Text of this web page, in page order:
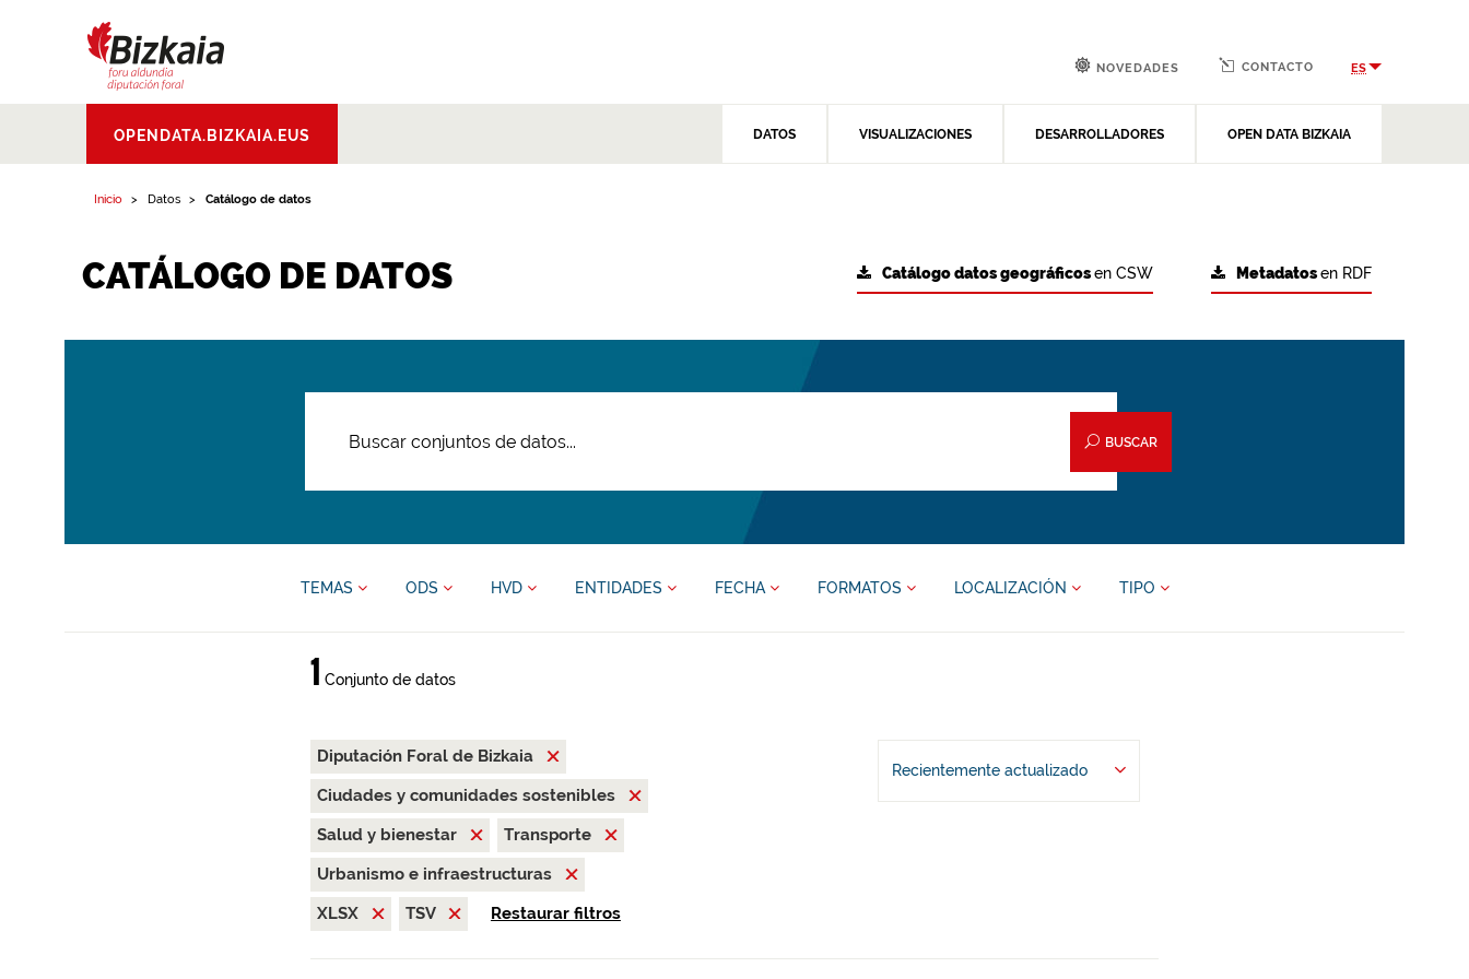
Aldundia.Diputacion
Foral de Bizkaia
OPENDATA.BIZKAIA.EUS DATOS VISUALIZACIONES DESARROLLADORES OPEN DATA BIZKAIA
NOVEDADES CONTACTO ES
Inicio Datos Catálogo de datos
CATÁLOGO DE DATOS Metadatosen RDF
Catálogo datos geográficosen CSW
BUSCAR
TEMAS ODS HVD ENTIDADES FECHA FORMATOS LOCALIZACIÓN TIPO
1 Conjunto de datos
Diputación Foral de Bizkaia
Ciudades y comunidades sostenibles
Salud y bienestar
Transporte
Urbanismo e infraestructuras
XLSX
TSV Restaurar filtros
Recientemente actualizado